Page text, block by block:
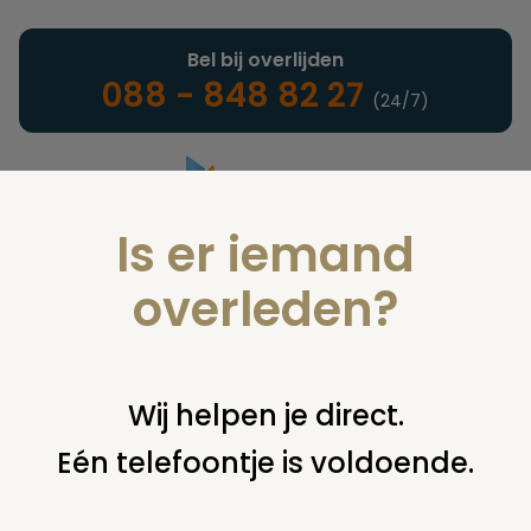
Landelijke uitvaartonderneming
Bel bij overlijden
088 - 848 82 27 (24/7)
U bent hier: home verzekeringen overige financiering uit
levensverzekering uitvaart
Is er iemand
overleden?
Wij helpen je direct.
Eén telefoontje is voldoende.